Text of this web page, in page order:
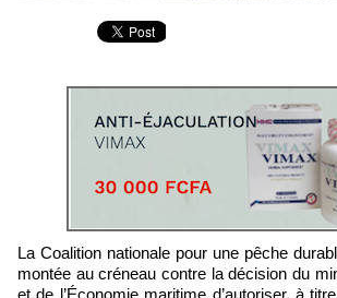
La Coalition nationale pour une pêche durable (CONAPED) est
montée au créneau contre la décision du